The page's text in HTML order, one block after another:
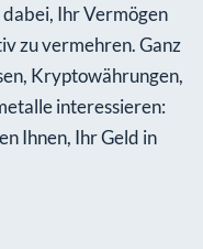
Ihr Vermögen
zu vermehren. Ganz
Kryptowährungen,
interessieren:
Ihnen, Ihr Geld in